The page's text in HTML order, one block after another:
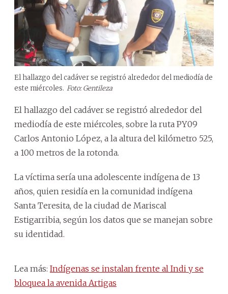
El hallazgo del cadáver se registró alrededor del mediodía de
este miércoles. Foto: Gentileza
El hallazgo del cadáver se registró alrededor del
mediodía de este miércoles, sobre la ruta PY09
Carlos Antonio López, a la altura del kilómetro 525,
a 100 metros de la rotonda.
La víctima sería una adolescente indígena de 13
años, quien residía en la comunidad indígena
Santa Teresita, de la ciudad de Mariscal
Estigarribia, según los datos que se manejan sobre
su identidad.
Lea más: Indígenas se instalan frente al Indi y se
bloquea la avenida Artigas